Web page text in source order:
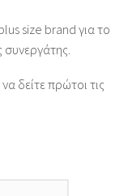
size brand για το
συνεργάτης.
να δείτε πρώτοι τις